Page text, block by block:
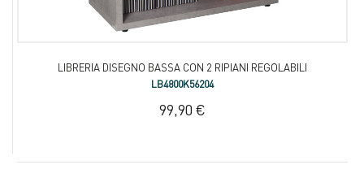
LIBRERIA DISEGNO BASSA CON 2 RIPIANI REGOLABILI
LB4800K56204
99,90 €